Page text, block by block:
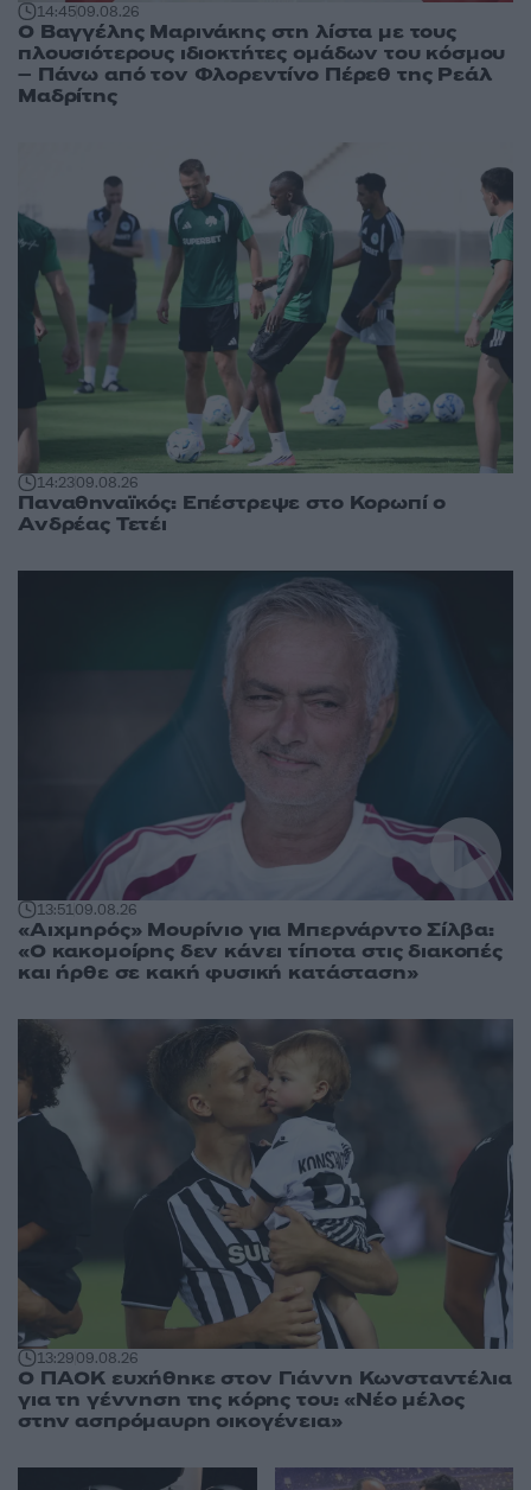
14:4509.08.26
Ο Βαγγέλης Μαρινάκης στη λίστα με τους
πλουσιότερους ιδιοκτήτες ομάδων του κόσμου
– Πάνω από τον Φλορεντίνο Πέρεθ της Ρεάλ
Μαδρίτης
14:2309.08.26
Παναθηναϊκός: Επέστρεψε στο Κορωπί ο
Ανδρέας Τετέι
13:5109.08.26
«Αιχμηρός» Μουρίνιο για Μπερνάρντο Σίλβα:
«Ο κακομοίρης δεν κάνει τίποτα στις διακοπές
και ήρθε σε κακή φυσική κατάσταση»
13:2909.08.26
Ο ΠΑΟΚ ευχήθηκε στον Γιάννη Κωνσταντέλια
για τη γέννηση της κόρης του: «Νέο μέλος
στην ασπρόμαυρη οικογένεια»